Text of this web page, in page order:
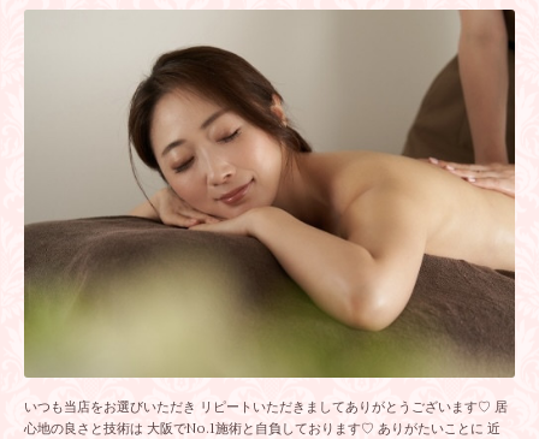
いつも当店をお選びいただき リピートいただきましてありがとうございます♡ 居
心地の良さと技術は 大阪でNo.1施術と自負しております♡ ありがたいことに 近